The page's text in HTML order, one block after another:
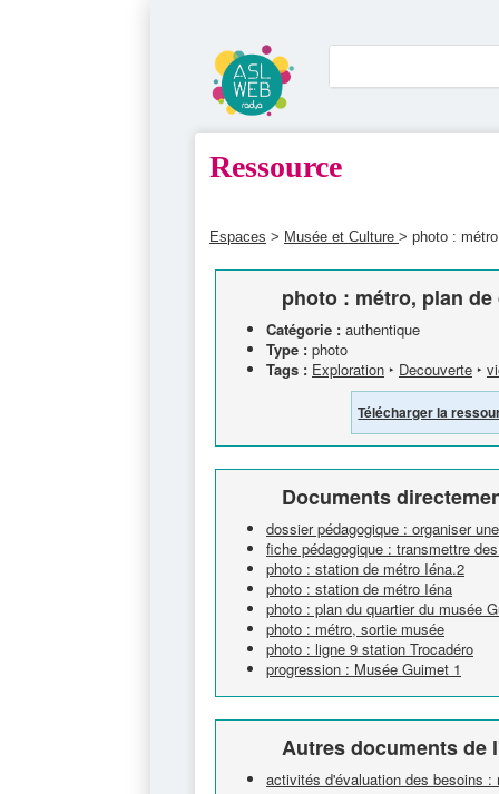
Ressource
Espaces > Musée et Culture > photo :
photo : métro, plan
Catégorie : authentique
Type : photo
Tags : Exploration ‣ Decouverte ‣
Télécharger la
Documents
dossier pédagogique : organiser
fiche pédagogique : transmettre
photo : station de métro Iéna.2
photo : station de métro Iéna
photo : plan du quartier du musée
photo : métro, sortie musée
photo : ligne 9 station Trocadéro
progression : Musée Guimet 1
Autres documents de
activités d'évaluation des besoins :